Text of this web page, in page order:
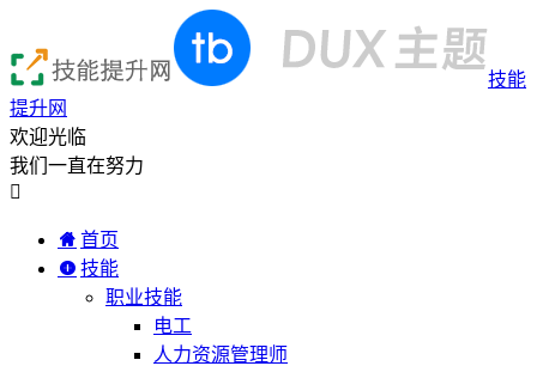
技能
提升网
欢迎光临
我们一直在努力

首页
技能
职业技能
电工
人力资源管理师